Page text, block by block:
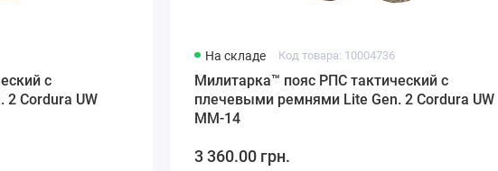
с
Cordura UW
На складе Код товара: 10004736
Милитарка™ пояс РПС тактический с
плечевыми ремнями Lite Gen. 2 Cordura UW
ММ-14
3 360.00 грн.